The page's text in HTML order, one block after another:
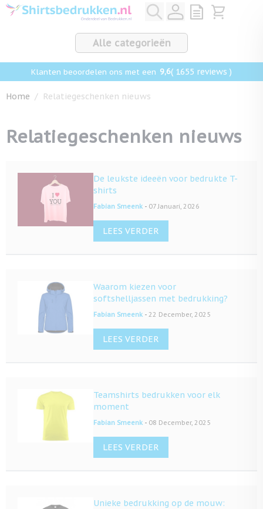
Ga naar de inhoud View quote,
Bekijk
Alle categorieën
Klanten beoordelen ons met een 9,6( 1655 reviews )
Home / Relatiegeschenken nieuws
Relatiegeschenken nieuws
De leukste ideeën voor bedrukte T-
shirts
Fabian Smeenk - 07 Januari, 2026
LEES VERDER
Waarom kiezen voor
softshelljassen met bedrukking?
Fabian Smeenk - 22 December, 2025
LEES VERDER
Teamshirts bedrukken voor elk
moment
Fabian Smeenk - 08 December, 2025
LEES VERDER
Unieke bedrukking op de mouw: